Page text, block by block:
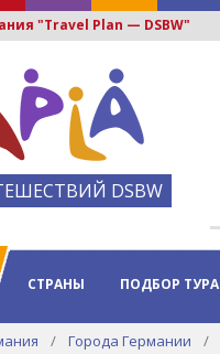
"Travel Plan — DSBW"
DSBW
СТРАНЫ ПОДБОР ТУРА
Города Германии